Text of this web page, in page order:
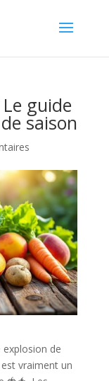
guide
saison
de
vraiment un